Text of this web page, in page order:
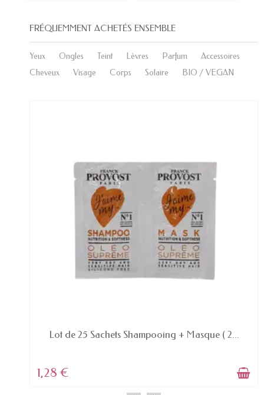
FRÉQUEMMENT ACHETÉS ENSEMBLE
Yeux Ongles Teint Lèvres Parfum
Accessoires
Cheveux
Visage Corps Solaire BIO / VEGAN
EN STOCK
Lot de 25 Sachets Shampooing + Masque ( 2...
1,28 €